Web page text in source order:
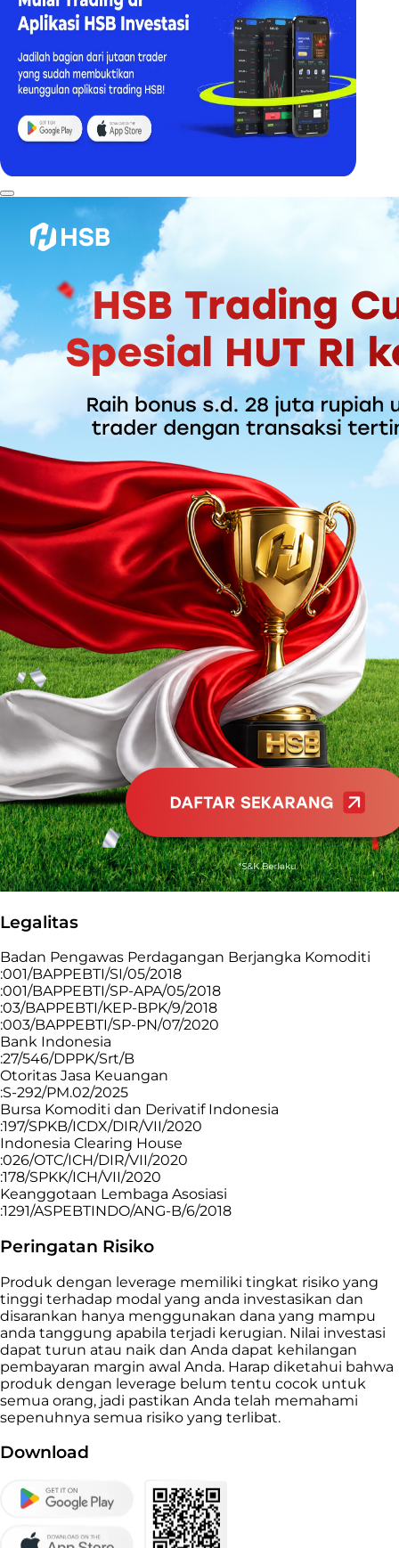
Legalitas
Badan Pengawas Perdagangan Berjangka Komoditi
:001/BAPPEBTI/SI/05/2018
:001/BAPPEBTI/SP-APA/05/2018
:03/BAPPEBTI/KEP-BPK/9/2018
:003/BAPPEBTI/SP-PN/07/2020
Bank Indonesia
:27/546/DPPK/Srt/B
Otoritas Jasa Keuangan
:S-292/PM.02/2025
Bursa Komoditi dan Derivatif Indonesia
:197/SPKB/ICDX/DIR/VII/2020
Indonesia Clearing House
:026/OTC/ICH/DIR/VII/2020
:178/SPKK/ICH/VII/2020
Keanggotaan Lembaga Asosiasi
:1291/ASPEBTINDO/ANG-B/6/2018
Peringatan Risiko
Produk dengan leverage memiliki tingkat risiko yang
tinggi terhadap modal yang anda investasikan dan
disarankan hanya menggunakan dana yang mampu
anda tanggung apabila terjadi kerugian. Nilai investasi
dapat turun atau naik dan Anda dapat kehilangan
pembayaran margin awal Anda. Harap diketahui bahwa
produk dengan leverage belum tentu cocok untuk
semua orang, jadi pastikan Anda telah memahami
sepenuhnya semua risiko yang terlibat.
Download